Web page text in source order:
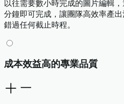
以往需要數小時完成的圖片編輯
分鐘即可完成，讓團隊高效率產
錯過任何截止時程。
成本效益高的專業品質